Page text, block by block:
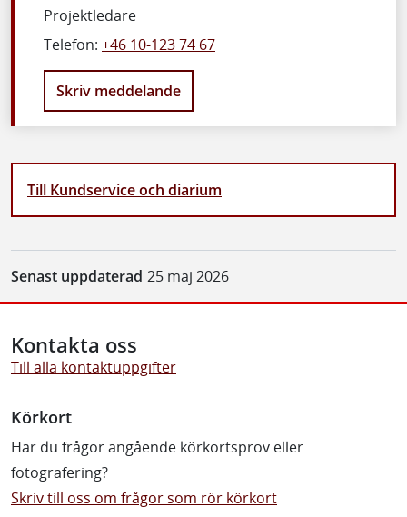
Projektledare
Telefon: +46 10-123 74 67
Skriv meddelande
Till Kundservice och diarium
Senast uppdaterad 25 maj 2026
Kontakta oss
Till alla kontaktuppgifter
Körkort
Har du frågor angående körkortsprov eller
fotografering?
Skriv till oss om frågor som rör körkort